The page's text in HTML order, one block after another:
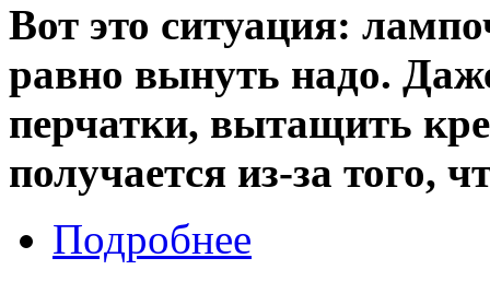
Вот это ситуация:
равно вынуть надо.
перчатки, вытащить
получается из-за того,
Подробнее